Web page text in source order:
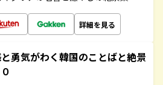
詳細を見る
勇気がわく韓国のことばと絶景